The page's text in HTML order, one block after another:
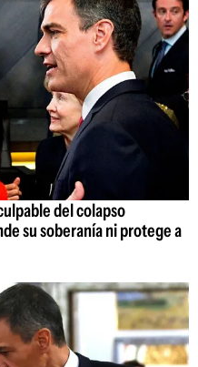
del colapso
su soberanía ni protege a